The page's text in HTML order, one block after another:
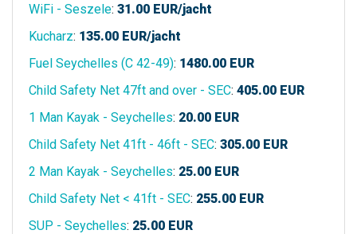
WiFi - Seszele: 31.00 EUR/jacht
Kucharz: 135.00 EUR/jacht
Fuel Seychelles (C 42-49): 1480.00 EUR
Child Safety Net 47ft and over - SEC: 405.00 EUR
1 Man Kayak - Seychelles: 20.00 EUR
Child Safety Net 41ft - 46ft - SEC: 305.00 EUR
2 Man Kayak - Seychelles: 25.00 EUR
Child Safety Net < 41ft - SEC: 255.00 EUR
SUP - Seychelles: 25.00 EUR